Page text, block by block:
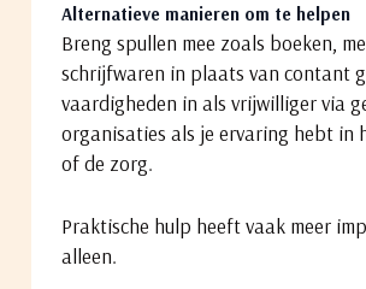
Alternatieve manieren om te helpen
Breng spullen mee zoals boeken,
schrijfwaren in plaats van contant
vaardigheden in als vrijwilliger via
organisaties als je ervaring hebt in
of de zorg.
Praktische hulp heeft vaak meer
alleen.